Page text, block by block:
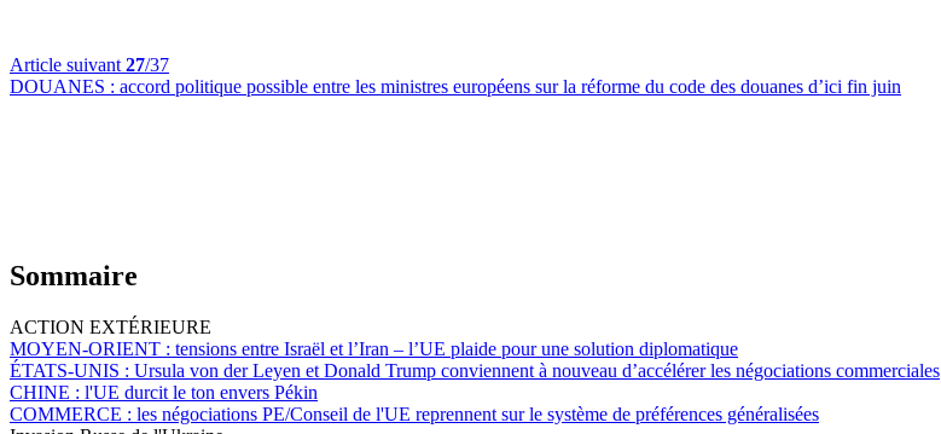
Article suivant 27/37
DOUANES : accord politique possible entre les ministres européens sur la réforme du code des douanes d’ici fin juin
Sommaire
ACTION EXTÉRIEURE
MOYEN-ORIENT : tensions entre Israël et l’Iran – l’UE plaide pour une solution diplomatique
ÉTATS-UNIS : Ursula von der Leyen et Donald Trump conviennent à nouveau d’accélérer les négociations commerciales
CHINE : l'UE durcit le ton envers Pékin
COMMERCE : les négociations PE/Conseil de l'UE reprennent sur le système de préférences généralisées